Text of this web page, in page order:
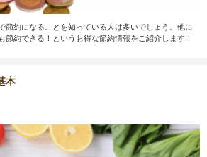
節約になることを知っている人は多いでしょう。他に
節約できる！というお得な節約情報をご紹介します！
本